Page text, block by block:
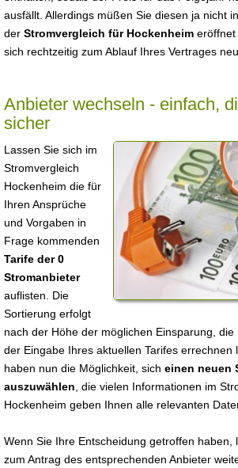
ausfällt. Allerdings müßen Sie diesen ja nicht
der Stromvergleich für Hockenheim eröffnet
sich rechtzeitig zum Ablauf Ihres Vertrages
Anbieter wechseln - einfach,
sicher
Lassen Sie sich im
Stromvergleich
Hockenheim die für
Ihren Ansprüche
und Vorgaben in
Frage kommenden
Tarife der 0
Stromanbieter
auflisten. Die
Sortierung erfolgt
nach der Höhe der möglichen Einsparung,
der Eingabe Ihres aktuellen Tarifes errechnen
haben nun die Möglichkeit, sich einen neuen
auszuwählen , die vielen Informationen im
Hockenheim geben Ihnen alle relevanten
Wenn Sie Ihre Entscheidung getroffen haben,
zum Antrag des entsprechenden Anbieter